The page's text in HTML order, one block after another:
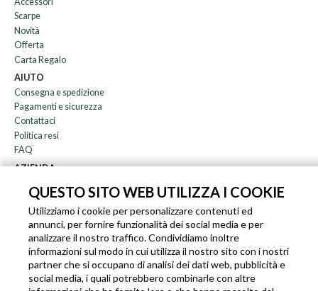
QUESTO SITO WEB UTILIZZA I COOKIE
Utilizziamo i cookie per personalizzare contenuti ed
annunci, per fornire funzionalità dei social media e per
analizzare il nostro traffico. Condividiamo inoltre
informazioni sul modo in cui utilizza il nostro sito con i nostri
partner che si occupano di analisi dei dati web, pubblicità e
social media, i quali potrebbero combinarle con altre
Scarpe
Novità
Offerta
Carta Regalo
AIUTO
Consegna e spedizione
Pagamenti e sicurezza
Contattaci
Politica resi
FAQ
AZIENDA
Chi siamo
Blog
Affiliazione
EN IT FR DE